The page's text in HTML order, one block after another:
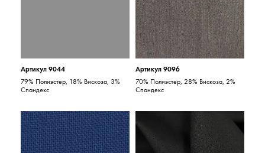
Артикул 9044
79% Полиэстер, 18% Вискоза, 3%
Спандекс
Артикул 9096
70% Полиэстер, 28% Вискоза, 2%
Спандекс